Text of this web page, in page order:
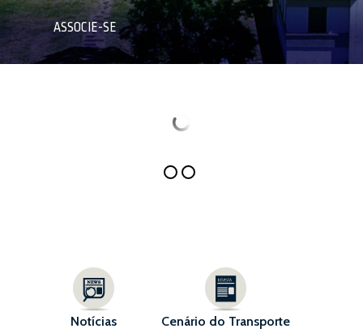
ASSOCIE-SE
Notícias Cenário do Transporte